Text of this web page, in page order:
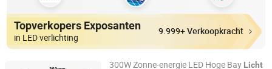
Topverkopers Exposanten
in LED verlichting
9.999+ Verkoopkracht
300W Zonne-energie LED Hoge Bay Licht